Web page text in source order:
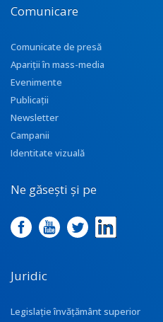
Comunicare
Comunicate de presă
Apariţii în mass-media
Evenimente
Publicații
Newsletter
Campanii
Identitate vizuală
Ne găsești și pe
Juridic
Legislație învățământ superior